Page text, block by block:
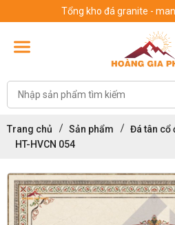
Tổng kho đá granite -
Trang chủ Sản phẩm Đá tân cổ
HT-HVCN 054